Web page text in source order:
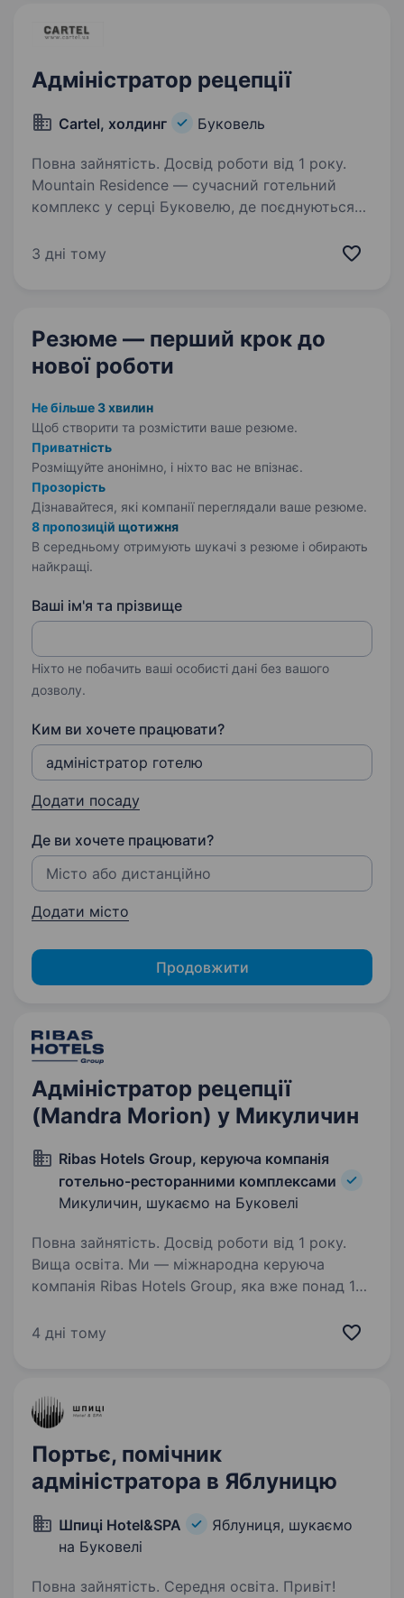
Адміністратор рецепції
Cartel, холдинг Буковель
Повна зайнятість. Досвід роботи від 1 року.
Mountain Residence — сучасний готельний
комплекс у серці Буковелю, де поєднуються
преміум-рівня. Ми створюємо простір, у який
3 дні тому
Резюме — перший крок до
нової роботи
Не більше 3 хвилин
Щоб створити та розмістити ваше резюме.
Приватність
Розміщуйте анонімно, і ніхто вас не впізнає.
Прозорість
Дізнавайтеся, які компанії переглядали ваше резюме.
8 пропозицій щотижня
В середньому отримують шукачі з резюме і обирають
найкращі.
Ваші ім'я та прізвище
Ніхто не побачить ваші особисті дані без вашого
дозволу.
Ким ви хочете працювати?
Додати посаду
Де ви хочете працювати?
Додати місто
Продовжити
Адміністратор рецепції
(Mandra Morion) у Микуличин
Ribas Hotels Group, керуюча компанія
готельно-ресторанними комплексами
Микуличин, шукаємо на Буковелі
Повна зайнятість. Досвід роботи від 1 року.
Вища освіта. Ми — міжнародна керуюча
компанія Ribas Hotels Group, яка вже понад 10
де сервіс — це стиль життя. Запрошуємо вас
4 дні тому
Портьє, помічник
адміністратора в Яблуницю
Шпиці Hotel&SPA
Яблуниця, шукаємо
на Буковелі
Повна зайнятість. Середня освіта. Привіт!